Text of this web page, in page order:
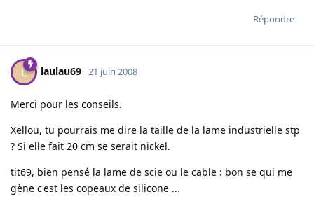
Répondre
L laulau69 21 juin 2008
Merci pour les conseils.
Xellou, tu pourrais me dire la taille de la lame industrielle stp
? Si elle fait 20 cm se serait nickel.
tit69, bien pensé la lame de scie ou le cable : bon se qui me
gène c'est les copeaux de silicone ...